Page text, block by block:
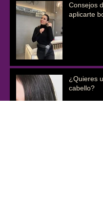
Consejos
aplicarte
¿Quieres
cabello?